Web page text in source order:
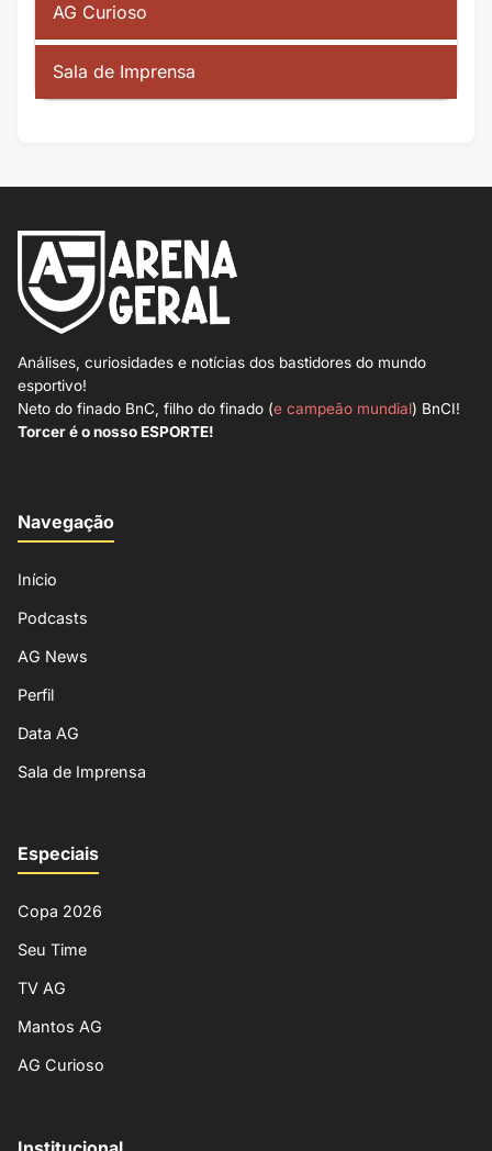
AG Curioso
Sala de Imprensa
Análises, curiosidades e notícias dos bastidores do mundo
esportivo!
Neto do finado BnC, filho do finado (e campeão mundial) BnCI!
Torcer é o nosso ESPORTE!
Navegação
Início
Podcasts
AG News
Perfil
Data AG
Sala de Imprensa
Especiais
Copa 2026
Seu Time
TV AG
Mantos AG
AG Curioso